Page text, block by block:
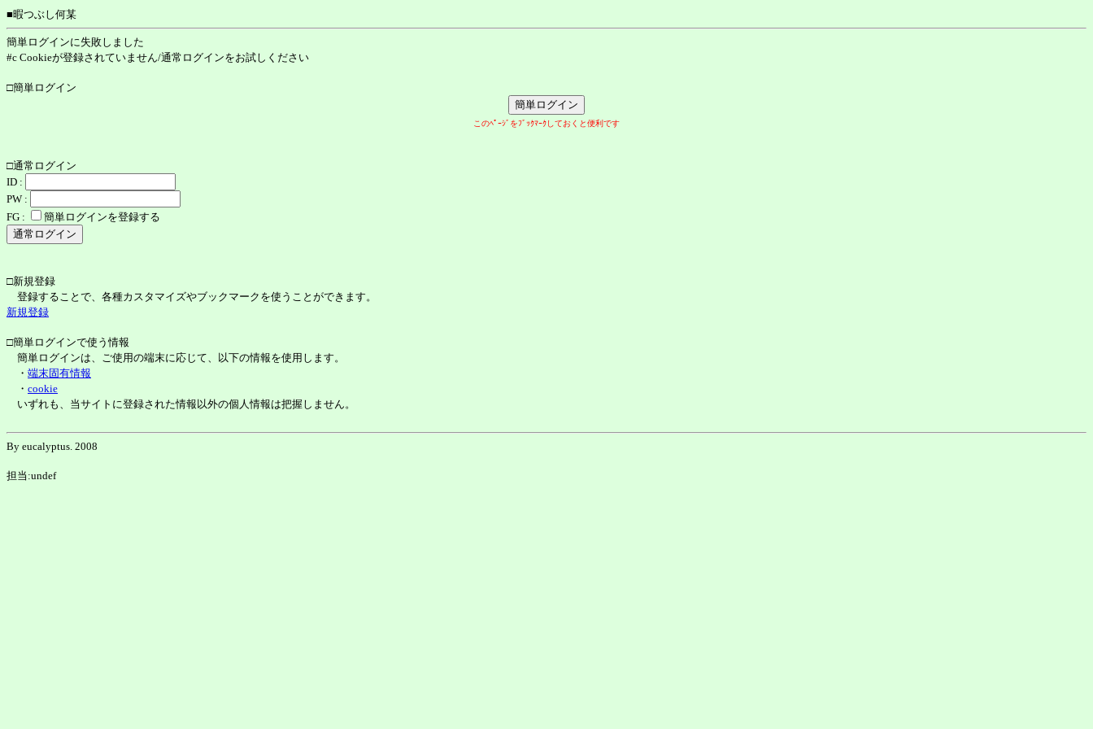
■暇つぶし何某
簡単ログインに失敗しました
#c Cookieが登録されていません/通常ログインをお試しください
□簡単ログイン
このﾍﾟｰｼﾞをﾌﾞｯｸﾏｰｸしておくと便利です
□通常ログイン
ID :
PW :
FG :
簡単ログインを登録する
□新規登録
登録することで、各種カスタマイズやブックマークを使うことができます。
新規登録
□簡単ログインで使う情報
簡単ログインは、ご使用の端末に応じて、以下の情報を使用します。
・ 端末固有情報
・ cookie
いずれも、当サイトに登録された情報以外の個人情報は把握しません。
By eucalyptus. 2008
担当:undef